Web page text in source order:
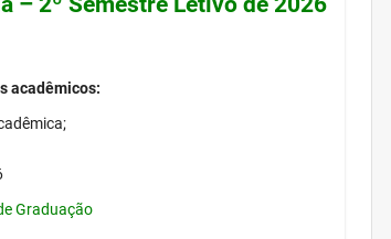
acadêmicos:
Graduação